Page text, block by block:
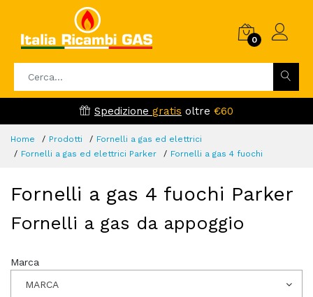
0
Spedizione gratis oltre €60
Home Prodotti
Fornelli a gas ed elettrici
Fornelli a gas ed elettrici Parker
Fornelli a gas 4 fuochi
Fornelli a gas 4 fuochi Parker
Fornelli a gas da appoggio
Marca
MARCA